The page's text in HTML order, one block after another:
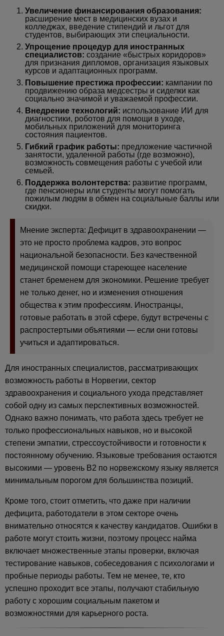
Увеличение финансирования образования:
расширение мест в медицинских вузах и
колледжах, введение стипендий и льгот для
студентов, выбирающих эти специальности.
Упрощение процедур для иностранных
специалистов: создание «быстрых коридоров»
для признания дипломов, организация языковых
курсов и адаптационных программ.
Повышение престижа профессии: кампании по
продвижению образа медсестры и сиделки как
социально значимой и уважаемой профессии.
Внедрение технологий: использование ИИ для
диагностики, роботов для помощи в уходе,
мобильных приложений для мониторинга
состояния пациентов.
Гибкий график работы: предложение частичной
занятости, удаленной работы (где возможно),
возможность совмещения работы с учебой или
семьей.
Поддержка волонтерства: развитие программ,
где пенсионеры или студенты могут помогать
пожилым людям в обмен на социальные баллы или
скидки.
Мнение эксперта: Дефицит в здравоохранении —
это не просто проблема кадров, это вопрос
национальной безопасности. Без качественной
медицинской помощи стареющее население
станет бременем для экономики. Решение требует
не только денег, но и изменения отношения
общества к этим профессиям. Иностранцы,
готовые работать в этой сфере, будут встречены с
распростертыми объятиями — если они готовы
учиться и адаптироваться.
Для иностранных специалистов, рассматривающих
возможность работы в Норвегии, сектор
здравоохранения и социального ухода представляет
собой одну из самых перспективных возможностей.
Однако важно понимать, что работа здесь требует не
только профессиональных навыков, но и высокой
степени эмпатии, стрессоустойчивости и готовности к
постоянному обучению. Языковые требования остаются
высокими — уровень B2 по норвежскому языку является
минимальным порогом для большинства позиций.
Кроме того, стоит отметить, что даже при наличии
дефицита, работодатели в этом секторе очень
внимательно относятся к качеству кандидатов. Ошибки в
работе могут стоить жизни, поэтому процесс найма
включает множественные этапы проверки, включая
тестирование навыков, собеседования с психологами и
пробные периоды работы. Тем не менее, те, кто
успешно проходит все этапы, получают стабильную
работу с хорошим социальным пакетом и
возможностями для карьерного роста.